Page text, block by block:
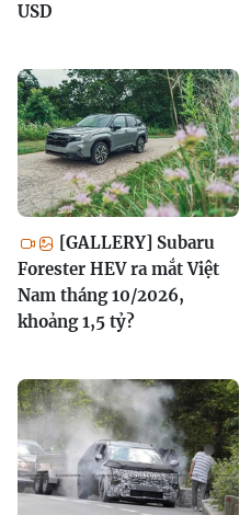
USD
[GALLERY] Subaru
Forester HEV ra mắt Việt
Nam tháng 10/2026,
khoảng 1,5 tỷ?